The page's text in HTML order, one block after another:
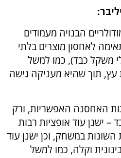
:
הבנויה מעמודים
לאחסון מוצרים בלתי
משקל כבד), כמו למשל
עץ, תוך שהיא מעניקה גישה
האחסנה האפשריות, ורק
– ישנן עוד אופציות רבות
במשחק, וכן ישנן עוד
וקלה, כמו למשל